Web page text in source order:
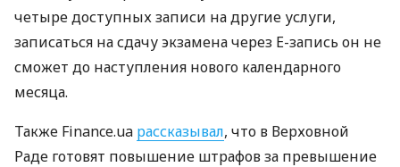
четыре доступных записи на другие услуги,
записаться на сдачу экзамена через Е-запись он не
сможет до наступления нового календарного
месяца.
Также Finance.ua рассказывал, что в Верховной
Раде готовят повышение штрафов за превышение